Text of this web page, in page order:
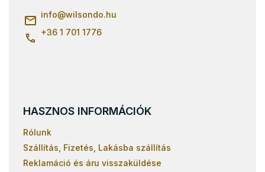
info@wilsondo.hu
+36 1 701 1776
HASZNOS INFORMÁCIÓK
Rólunk
Szállítás, Fizetés, Lakásba szállítás
Reklamáció és áru visszaküldése